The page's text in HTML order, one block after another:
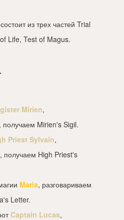
из трех частей Trial
Life, Test of Magus.
Mirien,
получаем Mirien's Sigil.
Priest Sylvain,
получаем High Priest's
Maria, разговариваем
Letter.
Captain Lucas,